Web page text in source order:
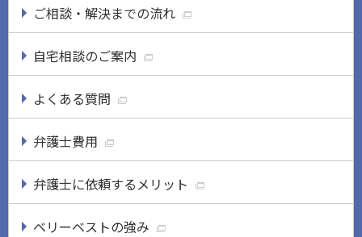
ご相談・解決までの流れ
自宅相談のご案内
よくある質問
弁護士費用
弁護士に依頼するメリット
ベリーベストの強み